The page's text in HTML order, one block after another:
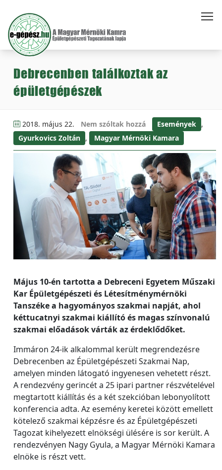
Debrecenben találkoztak az
épületgépészek
2018. május 22. Nem szóltak hozzá Események ,
Gyurkovics Zoltán , Magyar Mérnöki Kamara
Május 10-én tartotta a Debreceni Egyetem Műszaki
Kar Épületgépészeti és Létesítménymérnöki
Tanszéke a hagyományos szakmai napját, ahol
kéttucatnyi szakmai kiállító és magas színvonalú
szakmai előadások várták az érdeklődőket.
Immáron 24-ik alkalommal került megrendezésre
Debrecenben az Épületgépészeti Szakmai Nap,
amelyen minden látogató ingyenesen vehetett részt.
A rendezvény gerincét a 25 ipari partner részvételével
megtartott kiállítás és a két szekcióban lebonyolított
konferencia adta. Az esemény keretei között emellett
kötelező szakmai képzésre és az Épületgépészeti
Tagozat kihelyezett elnökségi ülésére is sor került. A
rendezvényen Nagy Gyula, a Magyar Mérnöki Kamara
elnöke is részt vett.